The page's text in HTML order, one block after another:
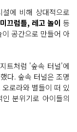
에 비해 상대적으로
끄럼틀, 레고 놀이 등
공간으로 만들어 아
트처럼 '숲속 터널'에
다. 숲속 터널은 조명
로라와 별들이 떠 있
분위기로 아이들의